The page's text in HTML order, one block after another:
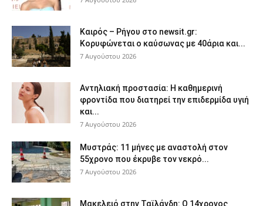
Καιρός – Ρήγου στο newsit.gr:
Κορυφώνεται ο καύσωνας με 40άρια και...
7 Αυγούστου 2026
Αντηλιακή προστασία: Η καθημερινή
φροντίδα που διατηρεί την επιδερμίδα υγιή
και...
7 Αυγούστου 2026
Μυστράς: 11 μήνες με αναστολή στον
55χρονο που έκρυβε τον νεκρό...
7 Αυγούστου 2026
Μακελειό στην Ταϊλάνδη: Ο 14χρονος